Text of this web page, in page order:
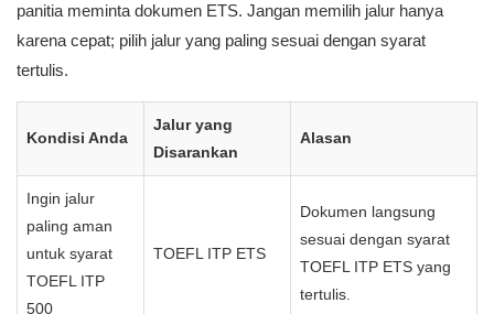
Test/TOEFL Predictiondari lembaga bahasa yang skala
penilaiannya menyerupai, sama, atau dapat disetarakan. Jalur
ini dapat menjadi opsi bagi pendaftar yang ingin menyiapkan
dokumen ekuivalen, tetapi penerimaan akhirnya tetap mengikuti
kebijakan panitia seleksi.
Sertifikat TOEFL Prediction PDF WEPT by Webster
Saat membahas dokumen internal Webster, penerbit resminya
adalahLKP Webster (NPSN: K9989844); namun dokumen
prediction tetap tidak boleh diposisikan sama dengan TOEFL